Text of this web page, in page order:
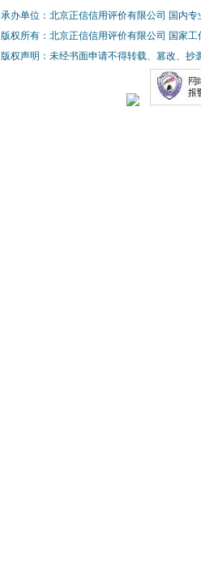
承办单位：北京正信信用评价有限公司 国内
版权所有：北京正信信用评价有限公司 国家
版权声明：未经书面申请不得转载、篡改、